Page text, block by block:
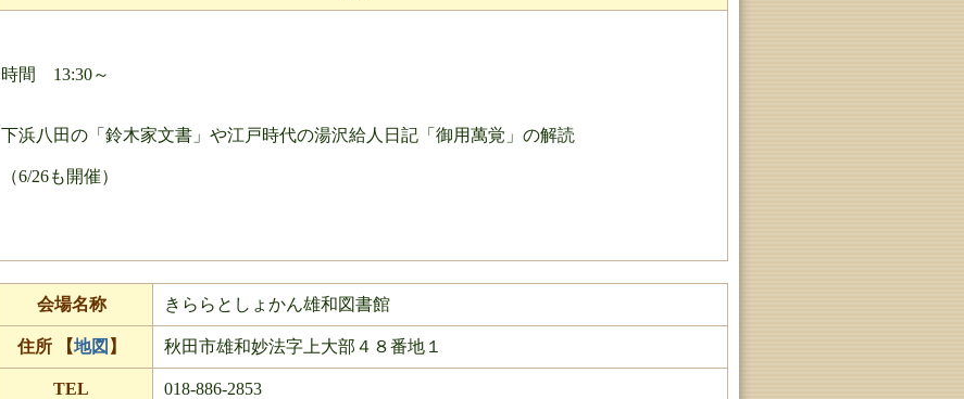
時間 13:30～
下浜八田の「鈴木家文書」や江戸時代の湯沢給人日記「御用萬覚」の解読
（6/26も開催）
会場名称 きららとしょかん雄和図書館
住所 【地図 】 秋田市雄和妙法字上大部４８番地１
TEL 018-886-2853